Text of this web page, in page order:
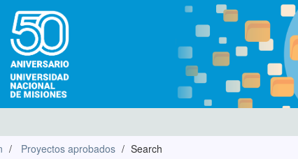
Proyectos aprobados Search